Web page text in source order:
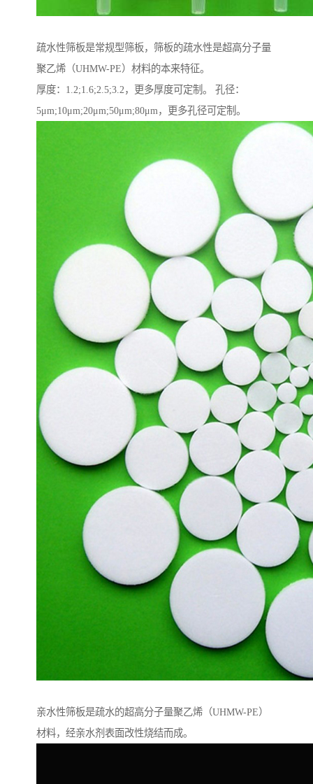
疏水性筛板是常规型筛板，筛板的疏水性是超高分子量
聚乙烯（UHMW-PE）材料的本来特征。
厚度：1.2;1.6;2.5;3.2，更多厚度可定制。 孔径：
5μm;10μm;20μm;50μm;80μm，更多孔径可定制。
亲水性筛板是疏水的超高分子量聚乙烯（UHMW-PE）
材料，经亲水剂表面改性烧结而成。